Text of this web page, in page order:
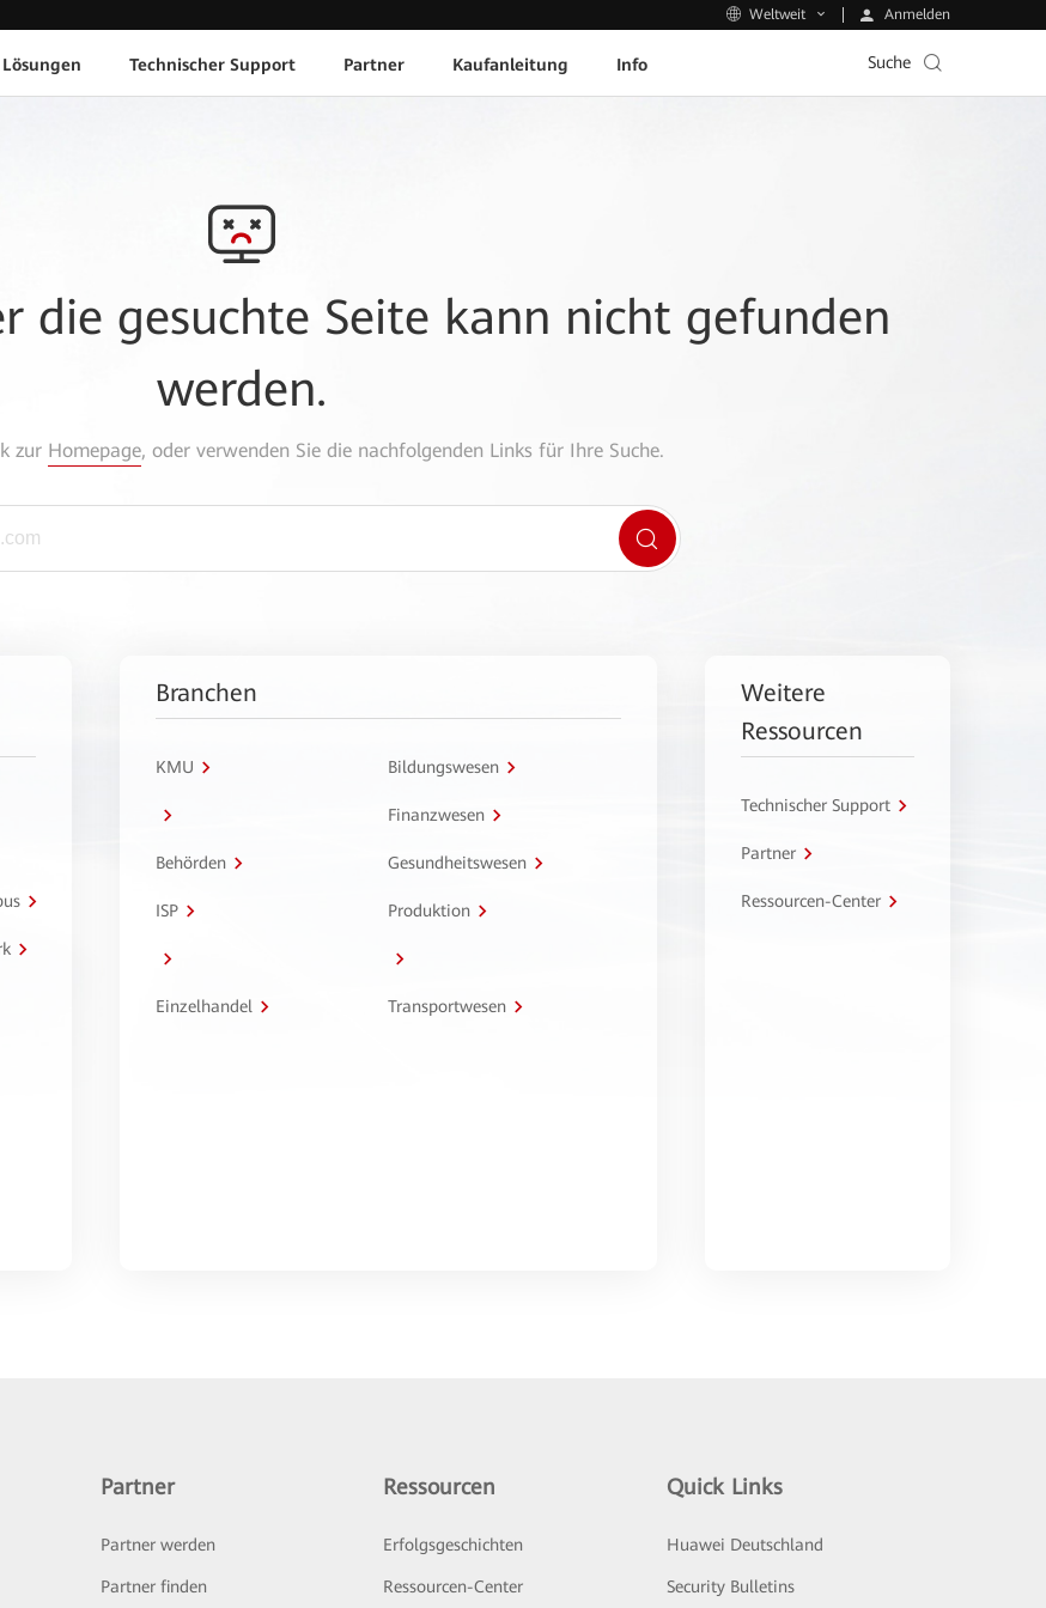
Weltweit Anmelden
Technischer Support Partner Kaufanleitung Info Suche
die gesuchte Seite kann nicht gefunden
werden.
zur Homepage, oder verwenden Sie die nachfolgenden Links für Ihre Suche.
Branchen
KMU Bildungswesen
Finanzwesen
Behörden Gesundheitswesen
ISP Produktion
Einzelhandel Transportwesen
Weitere
Ressourcen
Technischer Support
Partner
Ressourcen-Center
Partner
Partner werden
Partner finden
Ressourcen
Erfolgsgeschichten
Ressourcen-Center
Quick Links
Huawei Deutschland
Security Bulletins